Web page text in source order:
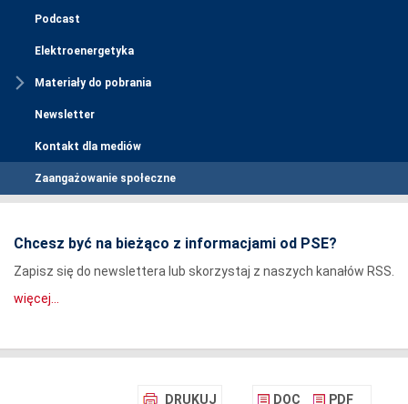
Podcast
Elektroenergetyka
Materiały do pobrania
Newsletter
Kontakt dla mediów
Zaangażowanie społeczne
Chcesz być na bieżąco z informacjami od PSE?
Zapisz się do newslettera lub skorzystaj z naszych kanałów RSS.
więcej...
DRUKUJ DOC PDF